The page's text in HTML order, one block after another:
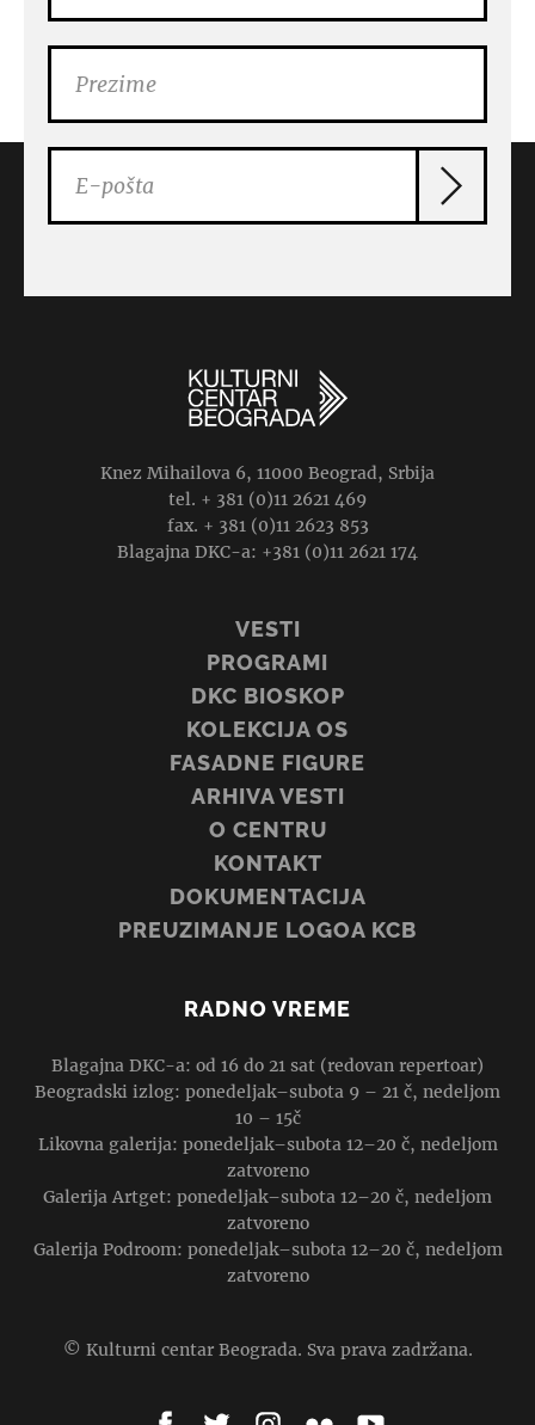
Knez Mihailova 6, 11000 Beograd, Srbija
tel. + 381 (0)11 2621 469
fax. + 381 (0)11 2623 853
Blagajna DKC-a: +381 (0)11 2621 174
VESTI
PROGRAMI
DKC BIOSKOP
KOLEKCIJA OS
FASADNE FIGURE
ARHIVA VESTI
O CENTRU
KONTAKT
DOKUMENTACIJA
PREUZIMANJE LOGOA KCB
RADNO VREME
Blagajna DKC-a: od 16 do 21 sat (redovan repertoar)
Beogradski izlog: ponedeljak–subota 9 – 21 č, nedeljom
10 – 15č
Likovna galerija: ponedeljak–subota 12–20 č, nedeljom
zatvoreno
Galerija Artget: ponedeljak–subota 12–20 č, nedeljom
zatvoreno
Galerija Podroom: ponedeljak–subota 12–20 č, nedeljom
zatvoreno
© Kulturni centar Beograda. Sva prava zadržana.